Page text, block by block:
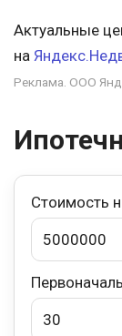
Актуальные
на
Реклама. ООО
Стоимость